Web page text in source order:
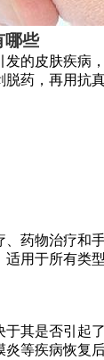
哪些
的皮肤疾病
药，再用抗
药物治疗和
用于所有类
其是否引起
等疾病恢复